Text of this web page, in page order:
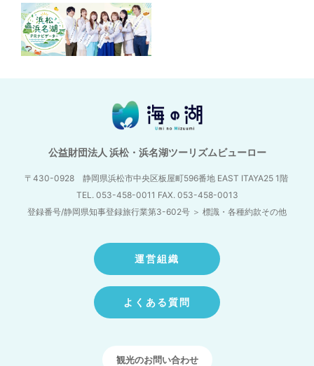
公益財団法人 浜松・浜名湖ツーリズムビューロー
〒430-0928 静岡県浜松市中央区板屋町596番地 EAST ITAYA25 1階
TEL. 053-458-0011 FAX. 053-458-0013
登録番号/静岡県知事登録旅行業第3-602号 ＞ 標識・各種約款その他
運営組織
よくある質問
観光のお問い合わせ